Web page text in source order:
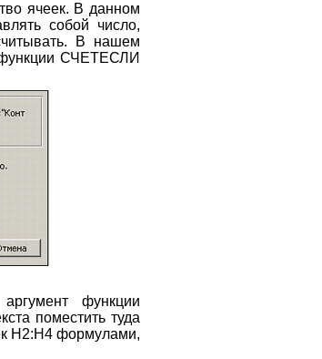
ячеек. В данном
собой число,
В нашем
функции СЧЕТЕСЛИ
функции
поместить туда
Н2:Н4 формулами,